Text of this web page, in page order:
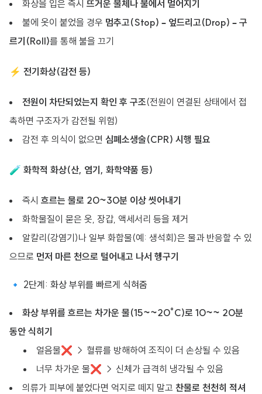
화상을 입은 즉시 뜨거운 물체나 불에서 멀어지기
불에 옷이 붙었을 경우 멈추고(Stop) – 엎드리고(Drop) – 구
르기(Roll)를 통해 불을 끄기
⚡ 전기화상(감전 등)
전원이 차단되었는지 확인 후 구조(전원이 연결된 상태에서 접
촉하면 구조자가 감전될 위험)
감전 후 의식이 없으면 심폐소생술(CPR) 시행 필요
🧪 화학적 화상(산, 염기, 화학약품 등)
즉시 흐르는 물로 20~30분 이상 씻어내기
화학물질이 묻은 옷, 장갑, 액세서리 등을 제거
알칼리(강염기)나 일부 화합물(예: 생석회)은 물과 반응할 수 있
으므로 먼저 마른 천으로 털어내고 나서 헹구기
🔹 2단계: 화상 부위를 빠르게 식혀줌
화상 부위를 흐르는 차가운 물(15~~20°C)로 10~~ 20분
동안 식히기
얼음물❌ → 혈류를 방해하여 조직이 더 손상될 수 있음
너무 차가운 물❌ → 신체가 급격히 냉각될 수 있음
의류가 피부에 붙었다면 억지로 떼지 말고 찬물로 천천히 적셔